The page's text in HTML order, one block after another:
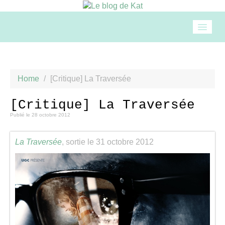
Beauté
Loisirs
Food & drinks
Cuisine
Home / [Critique] La Traversée
[Critique] La Traversée
Publié le 28 octobre 2012
La Traversée, sortie le 31 octobre 2012